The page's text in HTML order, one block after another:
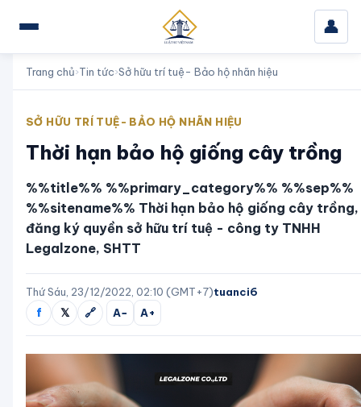
👤
Trang chủ›Tin tức›Sở hữu trí tuệ- Bảo hộ nhãn hiệu
SỞ HỮU TRÍ TUỆ- BẢO HỘ NHÃN HIỆU
Thời hạn bảo hộ giống cây trồng
%%title%% %%primary_category%% %%sep%%
%%sitename%% Thời hạn bảo hộ giống cây trồng,
đăng ký quyền sở hữu trí tuệ - công ty TNHH
Legalzone, SHTT
Thứ Sáu, 23/12/2022, 02:10 (GMT+7)tuanci6
f 𝕏 🔗 A− A+